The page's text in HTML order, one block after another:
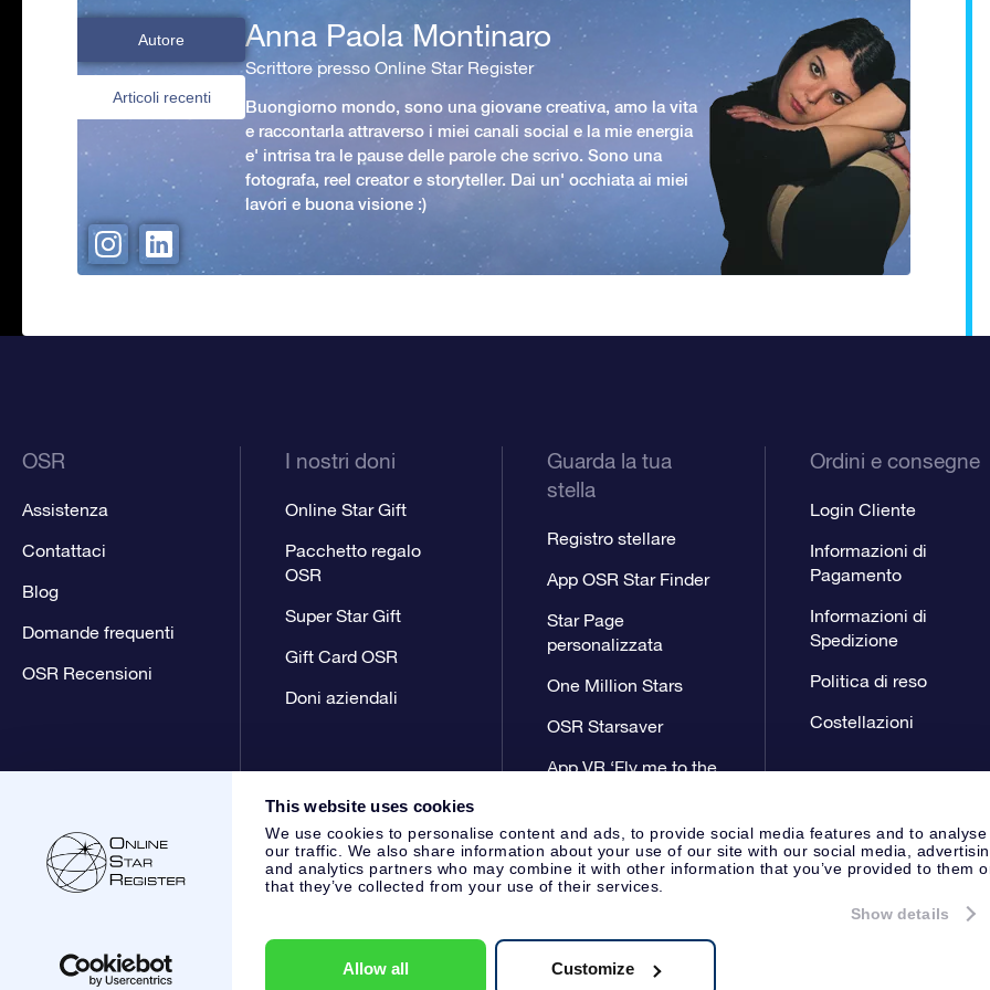
This website uses cookies
We use cookies to personalise content and ads, to provide social media features and to analyse
our traffic. We also share information about your use of our site with our social media,
and analytics partners who may combine it with other information that you’ve provided to them
that they’ve collected from your use of their services.
Show details
Allow all Customize
Autore
Articoli recenti
Anna Paola Montinaro
Scrittore presso Online Star Register
Buongiorno mondo, sono una giovane creativa, amo la vita
e raccontarla attraverso i miei canali social e la mie energia
e' intrisa tra le pause delle parole che scrivo. Sono una
fotografa, reel creator e storyteller. Dai un' occhiata ai miei
lavori e buona visione :)
OSR
Assistenza
Contattaci
Blog
Domande frequenti
OSR Recensioni
I nostri doni
Online Star Gift
Pacchetto regalo
OSR
Super Star Gift
Gift Card OSR
Doni aziendali
Guarda la tua
stella
Registro stellare
App OSR Star Finder
Star Page
personalizzata
One Million Stars
OSR Starsaver
App VR ‘Fly me to the
Ordini e consegne
Login Cliente
Informazioni di
Pagamento
Informazioni di
Spedizione
Politica di reso
Costellazioni
Servizio Clienti:help@osr.org KVK: 60333553, VAT: NL 8538.62.722B01
Pagina StampaPrivacyTermini